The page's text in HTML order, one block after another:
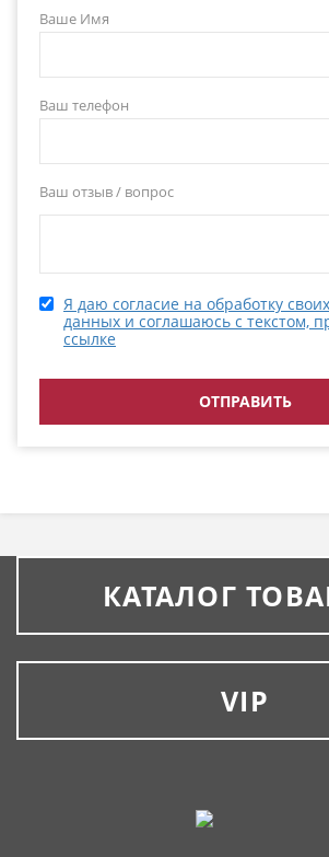
Ваше Имя
Ваш телефон
Ваш отзыв / вопрос
Я даю согласие на обработку
данных и соглашаюсь с текстом,
ссылке
КАТАЛОГ
VIP